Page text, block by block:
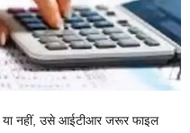
या नहीं, उसे आईटीआर जरूर फाइल